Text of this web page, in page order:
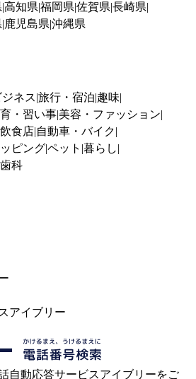
高知県 福岡県 佐賀県 長崎県
鹿児島県 沖縄県
ジネス 旅行・宿泊 趣味
・習い事 美容・ファッション
飲食店 自動車・バイク
ピングペット 暮らし
歯科
アイブリー
自動応答サービスアイブリーをご